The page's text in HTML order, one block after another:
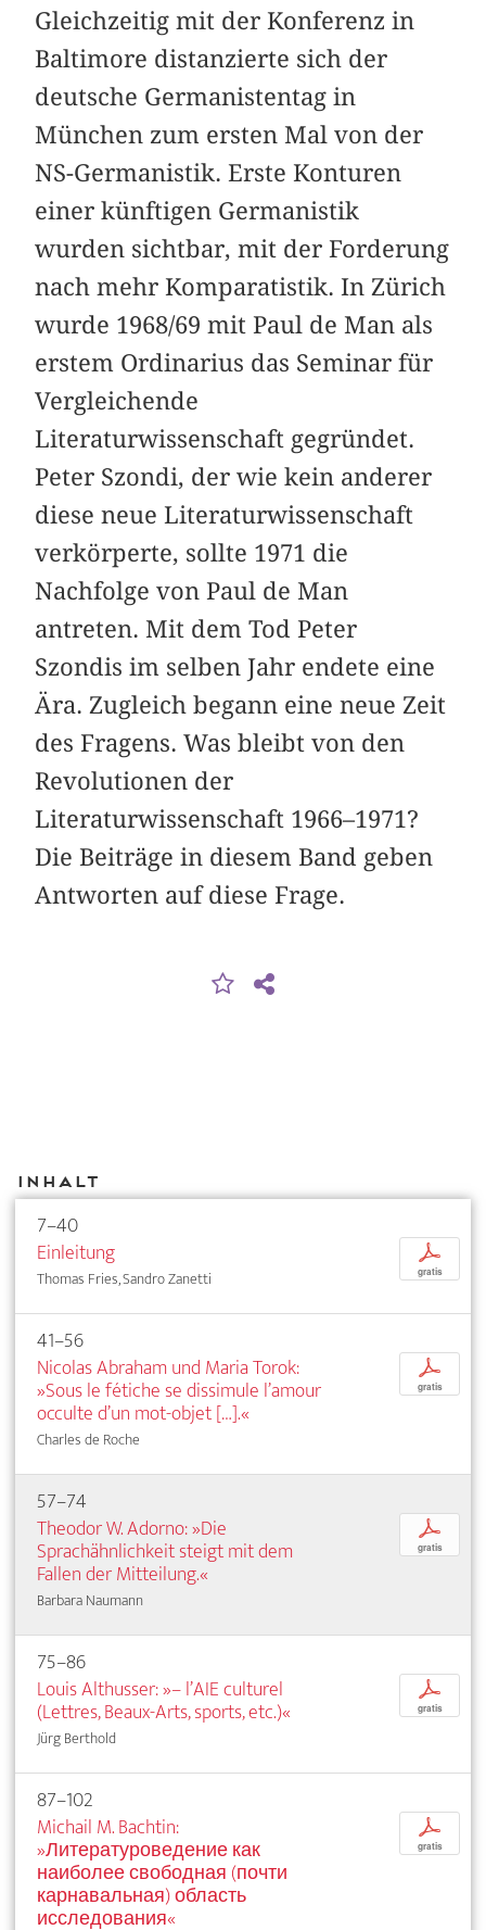
Gleichzeitig mit der Konferenz in
Baltimore distanzierte sich der
deutsche Germanistentag in
München zum ersten Mal von der
NS-Germanistik. Erste Konturen
einer künftigen Germanistik
wurden sichtbar, mit der Forderung
nach mehr Komparatistik. In Zürich
wurde 1968/69 mit Paul de Man als
erstem Ordinarius das Seminar für
Vergleichende
Literaturwissenschaft gegründet.
Peter Szondi, der wie kein anderer
diese neue Literaturwissenschaft
verkörperte, sollte 1971 die
Nachfolge von Paul de Man
antreten. Mit dem Tod Peter
Szondis im selben Jahr endete eine
Ära. Zugleich begann eine neue Zeit
des Fragens. Was bleibt von den
Revolutionen der
Literaturwissenschaft 1966–1971?
Die Beiträge in diesem Band geben
Antworten auf diese Frage.
Inhalt
7–40
Einleitung
Thomas Fries, Sandro Zanetti
p
gratis
41–56
Nicolas Abraham und Maria Torok:
»Sous le fétiche se dissimule l’amour
occulte d’un mot-objet […].«
Charles de Roche
p
gratis
57–74
Theodor W. Adorno: »Die
Sprachähnlichkeit steigt mit dem
Fallen der Mitteilung.«
Barbara Naumann
p
gratis
75–86
Louis Althusser: »– l’AIE culturel
(Lettres, Beaux-Arts, sports, etc.)«
Jürg Berthold
p
gratis
87–102
Michail M. Bachtin:
»Литературоведение как
наиболее свободная (почти
карнавальная) область
исследования«
p
gratis